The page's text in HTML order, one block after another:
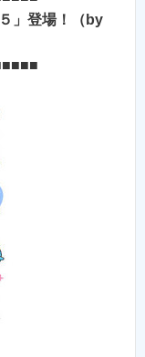
」登場！（by